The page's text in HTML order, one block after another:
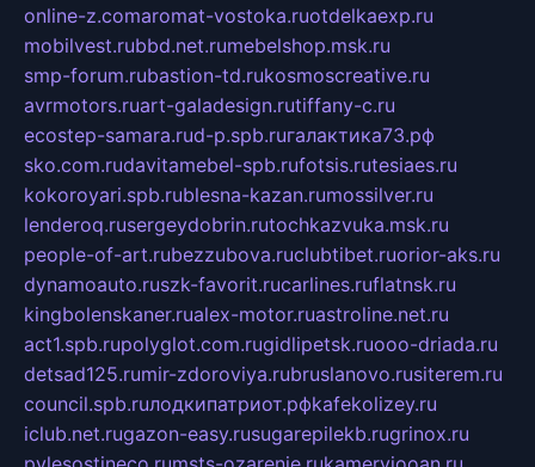
online-z.comaromat-vostoka.ruotdelkaexp.ru
mobilvest.rubbd.net.rumebelshop.msk.ru
smp-forum.rubastion-td.rukosmoscreative.ru
avrmotors.ruart-galadesign.rutiffany-c.ru
ecostep-samara.rud-p.spb.ruгалактика73.рф
sko.com.rudavitamebel-spb.rufotsis.rutesiaes.ru
kokoroyari.spb.rublesna-kazan.rumossilver.ru
lenderoq.rusergeydobrin.rutochkazvuka.msk.ru
people-of-art.rubezzubova.ruclubtibet.ruorior-aks.ru
dynamoauto.ruszk-favorit.rucarlines.ruflatnsk.ru
kingbolenskaner.rualex-motor.ruastroline.net.ru
act1.spb.rupolyglot.com.rugidlipetsk.ruooo-driada.ru
detsad125.rumir-zdoroviya.rubruslanovo.rusiterem.ru
council.spb.ruлодкипатриот.рфkafekolizey.ru
iclub.net.rugazon-easy.rusugarepilekb.rugrinox.ru